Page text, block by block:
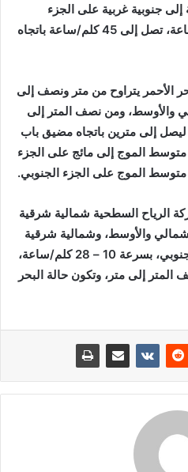
إلى جنوبية غربية على الجزء
الجنوبي بسرعة 12 – 35 كلم/ساعة، تصل إلى 45 كلم/ساعة باتجاه
الأحمر يتراوح من متر ونصف إلى
والأوسط، ومن نصف المتر إلى
إلى مترين باتجاه مضيق باب
متوسط الموج إلى مائج على الجزء
الموج على الجزء الجنوبي.
الرياح السطحية شمالية شرقية
والأوسط، وشمالية شرقية
إلى شمالية غربية على الجزء الجنوبي، بسرعة 10 – 28 كلم/ساعة،
المتر إلى متر، وتكون حالة البحر